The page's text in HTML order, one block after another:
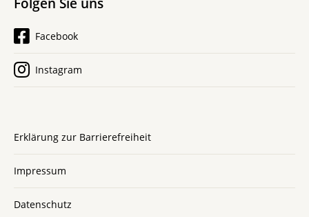
Facebook
Instagram
Erklärung zur Barrierefreiheit
Impressum
Datenschutz